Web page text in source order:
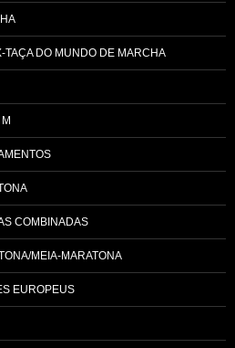
TAÇA DO MUNDO DE MARCHA
COMBINADAS
MEIA-MARATONA
EUROPEUS